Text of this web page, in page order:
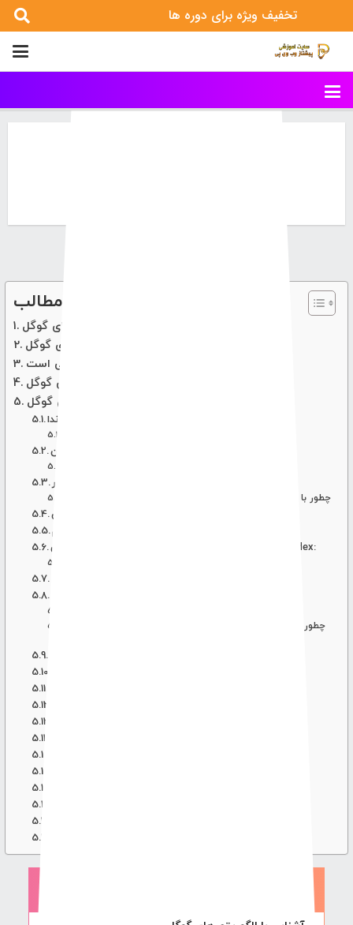
تخفیف ویژه برای دوره ها
فهرست محتوای مطالب
آشنایی با الگوریتم های گوگل
آشنایی با الگوریتم های گوگل
الگوریتم گوگل چی است
فاکتورهای کلیدی رتبه بندی الگوریتم های گوگل
لیست کاملی از الگوریتم های گوگل
الگوریتم پاندا
چطور با استفاده از الگوریتم مرغ مگس خوار سایت را بهینه کنید؟
الگوریتم کافئین
الگوریتم موبایل فرندلی یا موبایل گدون mobile first index:
چطور با استفاده از الگوریتم برت محتوای جستجو توسط کاربر را